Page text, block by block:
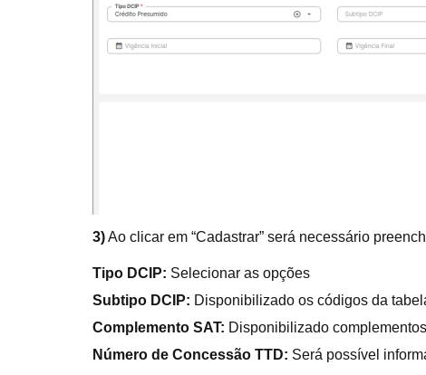
3)Ao clicar em “Cadastrar” será necessário
Tipo DCIP: Selecionar as opções
Subtipo DCIP: Disponibilizado os códigos da
Complemento SAT: Disponibilizado
Número de Concessão TTD: Será possível